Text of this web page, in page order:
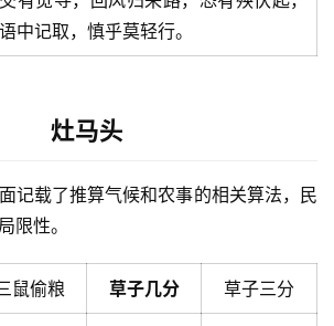
中记取，慎乎莫轻行。
灶马头
记载了推算气候和农事的相关算法，民
限性。
鼠偷粮 草子几分 草子三分